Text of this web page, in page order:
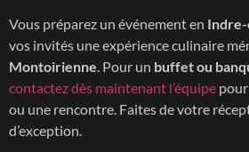
Vous préparez un événement en
vos invités une expérience culinaire
Montoirienne . Pour un buffet ou
contactez dès maintenant l’équipe
ou une rencontre. Faites de votre
d’exception.